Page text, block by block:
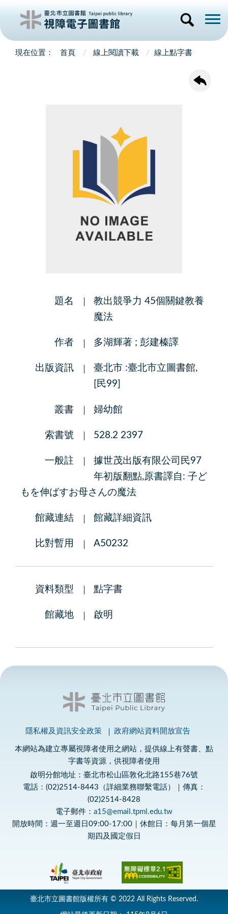
首頁 線上閱讀下載 線上點字書
題名
教出競爭力 45個關鍵教養
魔法
作者 多湖輝著 ; 彭建榛譯
出版資訊
臺北市 :臺北市立圖書館,
[民99]
叢書 婦幼館
索書號 528.2 2397
一般註
據世茂出版有限公司民97
年初版翻點,原書譯自: 子ど
もを伸ばすお母さんの魔法
館藏連結 館藏詳細資訊
比對暫用 A50232
資料類型 點字書
館藏地 啟明
隱私權及資訊安全政策 政府網站資料開放宣告
本網站為建立專屬視障者使用之網站，提供線上有聲書、點
字書等資源，供視障者使用
啟明分館地址：臺北市松山區敦化北路155巷76號
電話：(02)2514-8443（詳細業務聯繫電話）｜傳真：
(02)2514-8428
電子郵件： a15@email.tpml.edu.tw
開放時間：週一至週日09:00-17:00｜休館日：每月第一個星
期四及國定假日
臺北市立圖書館版權所有 © 2022 All Rights Reserved.